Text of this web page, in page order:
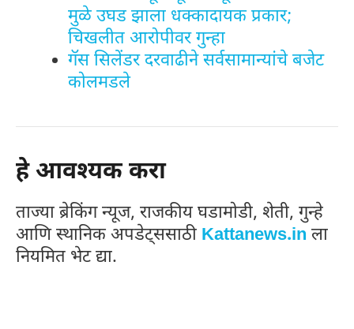
मुळे उघड झाला धक्कादायक प्रकार;
चिखलीत आरोपीवर गुन्हा
गॅस सिलेंडर दरवाढीने सर्वसामान्यांचे बजेट
कोलमडले
हे आवश्यक करा
ताज्या ब्रेकिंग न्यूज, राजकीय घडामोडी, शेती, गुन्हे
आणि स्थानिक अपडेट्ससाठी Kattanews.in ला
नियमित भेट द्या.